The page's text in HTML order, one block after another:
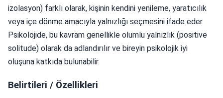
izolasyon) farklı olarak, kişinin kendini yenileme, yaratıcılık
veya içe dönme amacıyla yalnızlığı seçmesini ifade eder.
Psikolojide, bu kavram genellikle olumlu yalnızlık (positive
solitude) olarak da adlandırılır ve bireyin psikolojik iyi
oluşuna katkıda bulunabilir.
Belirtileri / Özellikleri